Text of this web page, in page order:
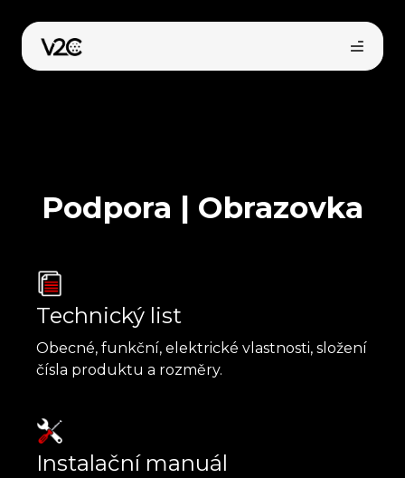
obsah
Podpora | Obrazovka
Technický list
Obecné, funkční, elektrické vlastnosti, složení
čísla produktu a rozměry.
Instalační manuál